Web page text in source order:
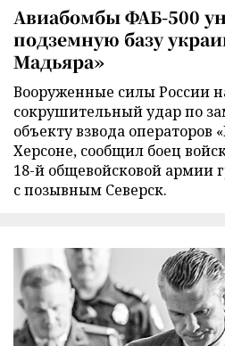
Авиабомбы ФАБ-500
подземную базу
Мадьяра»
Вооруженные силы России
сокрушительный удар по
объекту взвода
Херсоне, сообщил боец
18-й общевойсковой армии
с позывным Северск.